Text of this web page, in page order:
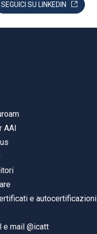
SEGUICI SU LINKEDIN
AAI
e autocertificazioni
e mail @icatt